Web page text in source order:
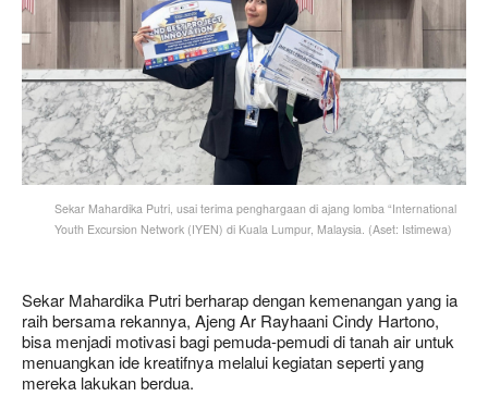
Sekar Mahardika Putri, usai terima penghargaan di ajang lomba “International
Youth Excursion Network (IYEN) di Kuala Lumpur, Malaysia. (Aset: Istimewa)
Sekar Mahardika Putri berharap dengan kemenangan yang ia
raih bersama rekannya, Ajeng Ar Rayhaani Cindy Hartono,
bisa menjadi motivasi bagi pemuda-pemudi di tanah air untuk
menuangkan ide kreatifnya melalui kegiatan seperti yang
mereka lakukan berdua.